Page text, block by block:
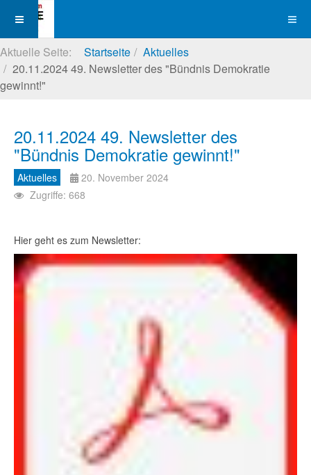
Aktuelle Seite: Startseite
Aktuelles
20.11.2024 49. Newsletter des "Bündnis Demokratie
gewinnt!"
20.11.2024 49. Newsletter des
"Bündnis Demokratie gewinnt!"
Aktuelles
20. November 2024
Zugriffe: 668
Hier geht es zum Newsletter: